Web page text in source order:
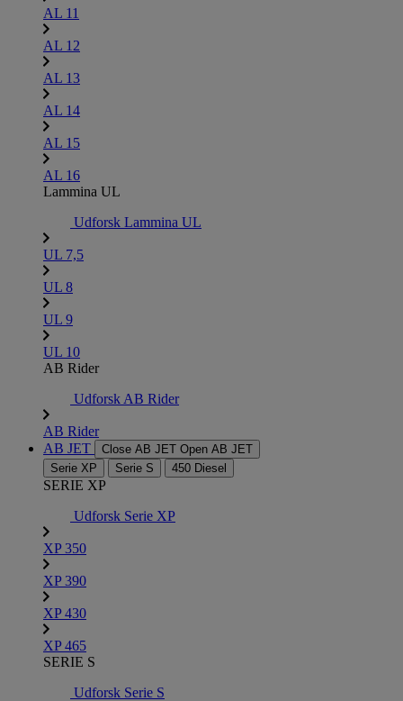
AL 11
AL 12
AL 13
AL 14
AL 15
AL 16
Lammina UL
Udforsk Lammina UL
UL 7,5
UL 8
UL 9
UL 10
AB Rider
Udforsk AB Rider
AB Rider
AB JET
Close AB JET Open AB JET
Serie XP
Serie S 450 Diesel
SERIE XP
Udforsk Serie XP
XP 350
XP 390
XP 430
XP 465
SERIE S
Udforsk Serie S